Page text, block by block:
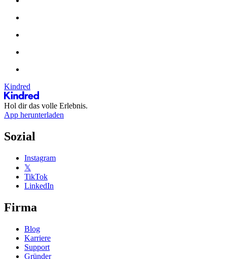
Kindred
Hol dir das volle Erlebnis.
App herunterladen
Sozial
Instagram
𝕏
TikTok
LinkedIn
Firma
Blog
Karriere
Support
Gründer